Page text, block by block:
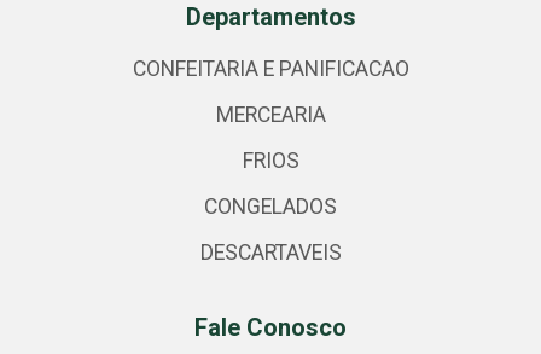
Departamentos
CONFEITARIA E PANIFICACAO
MERCEARIA
FRIOS
CONGELADOS
DESCARTAVEIS
Fale Conosco